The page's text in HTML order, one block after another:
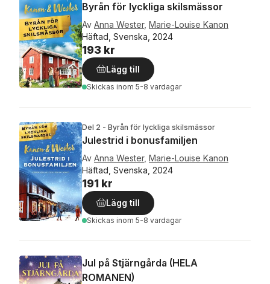
Byrån för lyckliga skilsmässor
Av Anna Wester, Marie-Louise Kanon
Häftad, Svenska, 2024
193 kr
Lägg till
Skickas inom 5-8 vardagar
Del 2 - Byrån för lyckliga skilsmässor
Julestrid i bonusfamiljen
Av Anna Wester, Marie-Louise Kanon
Häftad, Svenska, 2024
191 kr
Lägg till
Skickas inom 5-8 vardagar
Jul på Stjärngårda (HELA
ROMANEN)